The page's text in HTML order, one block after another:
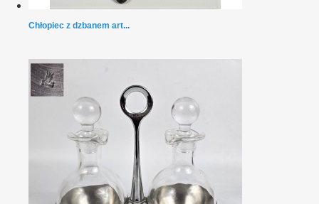
Chłopiec z dzbanem art...